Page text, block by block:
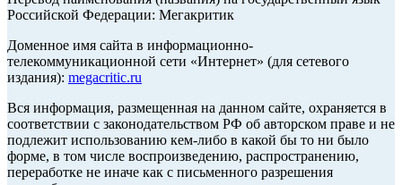
Российской Федерации: Мегакритик
Доменное имя сайта в информационно-
телекоммуникационной сети «Интернет» (для сетевого
издания): megacritic.ru
Вся информация, размещенная на данном сайте, охраняется в
соответствии с законодательством РФ об авторском праве и не
подлежит использованию кем-либо в какой бы то ни было
форме, в том числе воспроизведению, распространению,
переработке не иначе как с письменного разрешения